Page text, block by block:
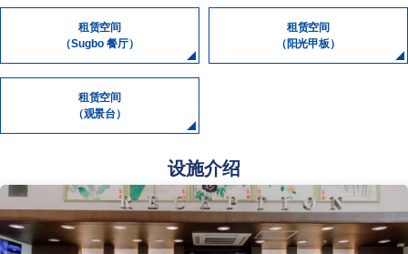
租赁空间
（Sugbo 餐厅）
租赁空间
（阳光甲板）
租赁空间
（观景台）
设施介绍